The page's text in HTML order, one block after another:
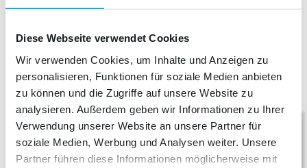
Diese Webseite verwendet Cookies
Wir verwenden Cookies, um Inhalte und Anzeigen zu
personalisieren, Funktionen für soziale Medien anbieten
zu können und die Zugriffe auf unsere Website zu
analysieren. Außerdem geben wir Informationen zu Ihrer
Verwendung unserer Website an unsere Partner für
soziale Medien, Werbung und Analysen weiter. Unsere
Partner führen diese Informationen möglicherweise mit
10er Bogen
10,50€
In den Warenkorb
17,50€
In den Warenkorb